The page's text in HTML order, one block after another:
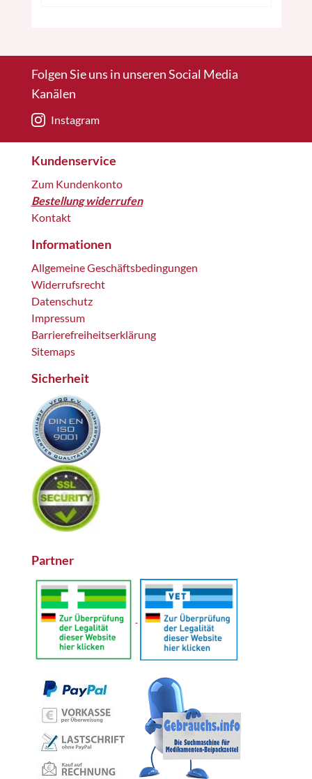
Folgen Sie uns in unseren Social Media
Kanälen
Instagram
Kundenservice
Zum Kundenkonto
Bestellung widerrufen
Kontakt
Informationen
Allgemeine Geschäftsbedingungen
Widerrufsrecht
Datenschutz
Impressum
Barrierefreiheitserklärung
Sitemaps
Sicherheit
Partner